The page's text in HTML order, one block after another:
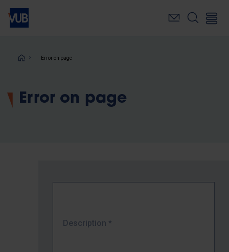
Skip
main
Breadcrumb
Error on page
Error on page
Description *